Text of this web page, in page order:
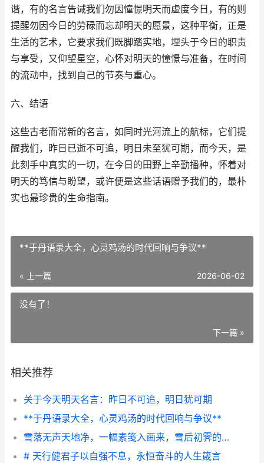
谐，有的名言告诫我们勿因憧憬明天而虚度今日，有的则
提醒勿因今日的劳碌而忘却明天的愿景，这种平衡，正是
生活的艺术，它要求我们既脚踏实地，埋头于今日的职责
与享受，又仰望星空，心怀对明天的憧憬与准备，在时间
的流动中，找到自己的节奏与重心。
六、结语
这些古老而常新的名言，如同时光河流上的航标，它们提
醒我们，昨日已逝不可追，明日未至犹可期，而今天，是
此刻手中真实的一切，在今日的田野上辛勤播种，怀着对
明天的笃信与盼望，或许便是这些话语赠予我们的，最朴
实也最珍贵的生命指南。
**于丹语录大全，心灵鸡汤的时代回响与争议**
« 上一篇 2026-06-02
没有了！
下一篇 »
相关推荐
关于今天明天名言：昨日不可追，明日犹可期
**于丹语录大全，心灵鸡汤的时代回响与争议**
雪落无声天地净，一幅素笺入画来，雪后初霁的静谧之美
# 天行健君子以自强不息，永恒奋斗的人生箴言